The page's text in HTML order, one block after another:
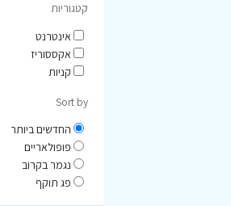
קטגוריות
אינטרנט
אקססוריז
קניות
Sort by
החדשים ביותר
פופולאריים
נגמר בקרוב
פג תוקף